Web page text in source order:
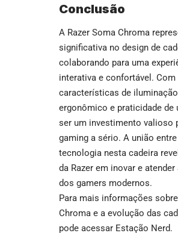
Conclusão
A Razer Soma Chroma
significativa no design de
colaborando para uma
interativa e confortável. Com
características de
ergonômico e praticidade de
ser um investimento valioso
gaming a sério. A união
tecnologia nesta cadeira
da Razer em inovar e
dos gamers modernos.
Para mais informações
Chroma e a evolução das
pode acessar Estação Nerd.